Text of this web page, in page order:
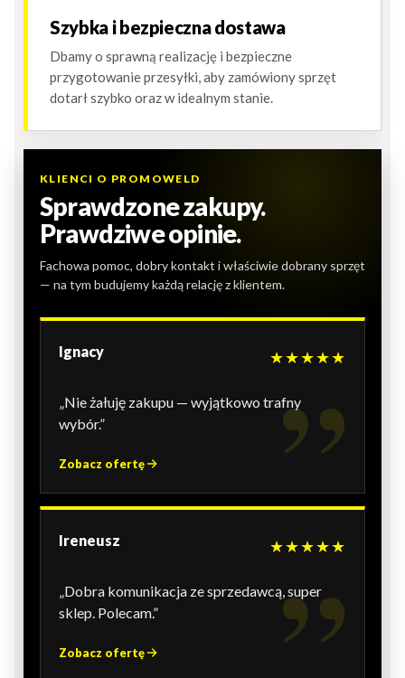
Szybka i bezpieczna dostawa
Dbamy o sprawną realizację i bezpieczne
przygotowanie przesyłki, aby zamówiony sprzęt
dotarł szybko oraz w idealnym stanie.
KLIENCI O PROMOWELD
Sprawdzone zakupy.
Prawdziwe opinie.
Fachowa pomoc, dobry kontakt i właściwie dobrany sprzęt
— na tym budujemy każdą relację z klientem.
Ignacy ★★★★★
„Nie żałuję zakupu — wyjątkowo trafny
wybór.”
Zobacz ofertę
Ireneusz ★★★★★
„Dobra komunikacja ze sprzedawcą, super
sklep. Polecam.”
Zobacz ofertę